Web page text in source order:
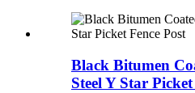
Black Bitumen
Steel Y Star